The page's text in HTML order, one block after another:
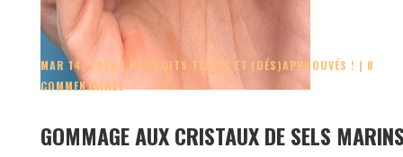
MAR 14, 2020 | PRODUITS TESTÉS ET (DÉS)APPROUVÉS ! | 0
COMMENTAIRES
GOMMAGE AUX CRISTAUX DE SELS